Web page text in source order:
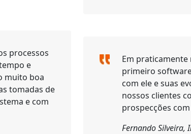
processos
e
muito boa
tomadas de
e com
Em praticamente
primeiro
com ele e suas
nossos clientes
prospecções
Fernando Silveira,